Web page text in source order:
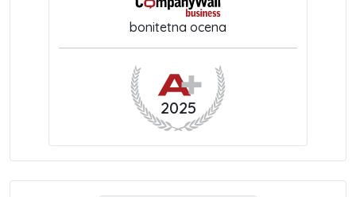
bonitetna ocena
2025